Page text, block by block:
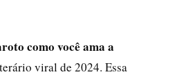
como você ama a
viral de 2024. Essa